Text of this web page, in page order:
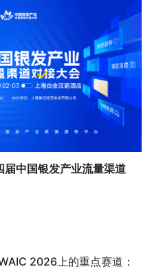
中国银发产业流量渠道
2026上的重点赛道：